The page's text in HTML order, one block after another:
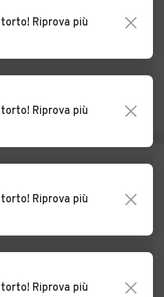
Auto usate Montegrotto
Auto usate Ospedaletto
Auto usate Piacenza
Auto usate Piombino Dese
Auto usate Polverara
Auto usate Ponte San
Riprova più
Riprova più
Riprova più
Riprova più